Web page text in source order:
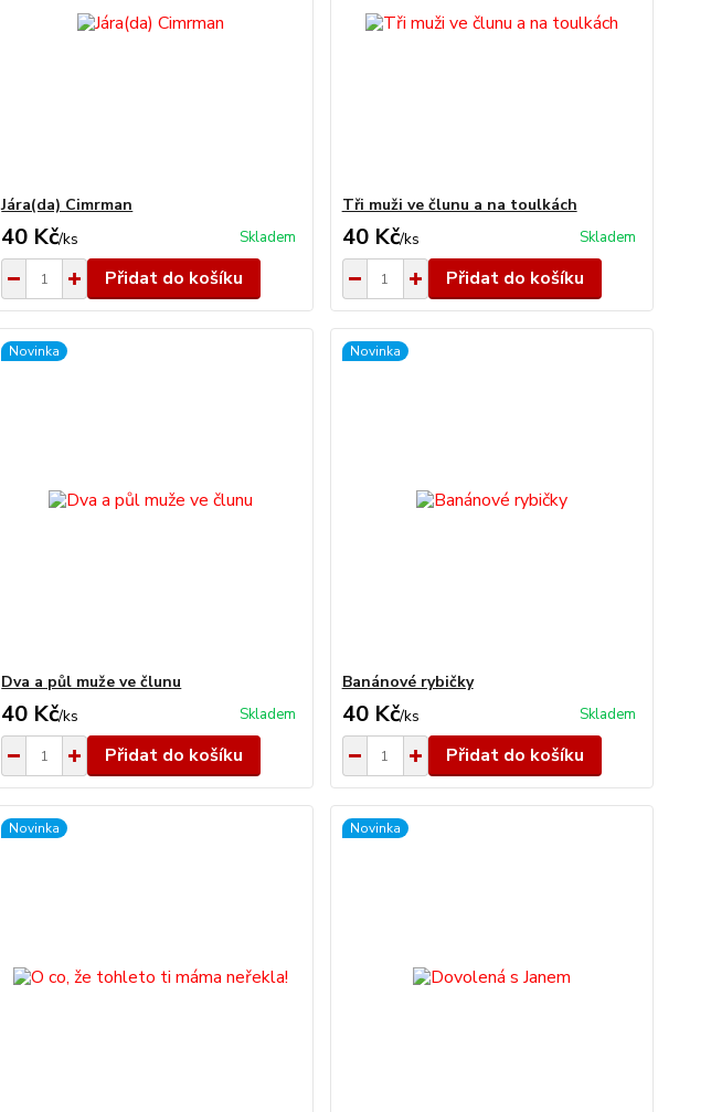
Jára(da) Cimrman
40 Kč/ks Skladem
Přidat do košíku
Tři muži ve člunu a na toulkách
40 Kč/ks Skladem
Přidat do košíku
Novinka
Dva a půl muže ve člunu
40 Kč/ks Skladem
Přidat do košíku
Novinka
Banánové rybičky
40 Kč/ks Skladem
Přidat do košíku
Novinka Novinka